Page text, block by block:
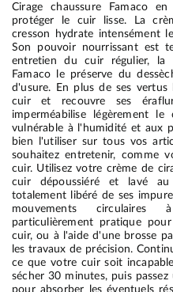
Cirage chaussure Famaco
protéger le cuir lisse. La
cresson hydrate intensément
Son pouvoir nourrissant est
entretien du cuir régulier,
Famaco le préserve du
d'usure. En plus de ses
cuir et recouvre ses
imperméabilise légèrement
vulnérable à l'humidité et aux
bien l'utiliser sur tous vos
souhaitez entretenir, comme
cuir. Utilisez votre crème de
cuir dépoussiéré et lavé
totalement libéré de ses
mouvements
particulièrement pratique
cuir, ou à l'aide d'une brosse
les travaux de précision.
ce que votre cuir soit
sécher 30 minutes, puis
pour absorber les éventuels